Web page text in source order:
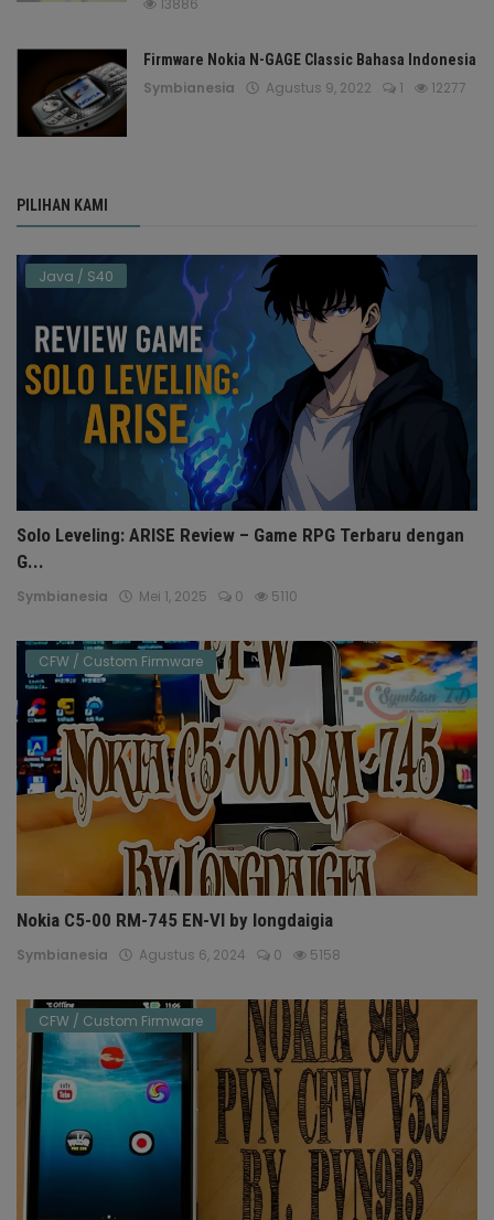
13886
Firmware Nokia N-GAGE Classic Bahasa Indonesia
Symbianesia Agustus 9, 2022 1 12277
PILIHAN KAMI
Java / S40
Solo Leveling: ARISE Review – Game RPG Terbaru dengan
G...
Symbianesia Mei 1, 2025 0 5110
CFW / Custom Firmware
Nokia C5-00 RM-745 EN-VI by longdaigia
Symbianesia Agustus 6, 2024 0 5158
CFW / Custom Firmware